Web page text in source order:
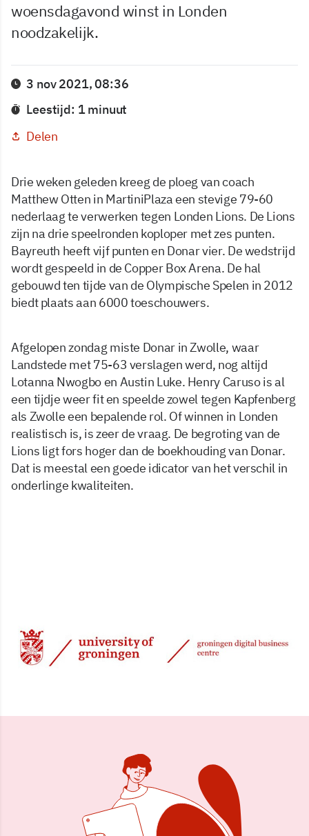
woensdagavond winst in Londen
noodzakelijk.
3 nov 2021, 08:36
Leestijd: 1 minuut
Delen
Drie weken geleden kreeg de ploeg van coach
Matthew Otten in MartiniPlaza een stevige 79-60
nederlaag te verwerken tegen Londen Lions. De Lions
zijn na drie speelronden koploper met zes punten.
Bayreuth heeft vijf punten en Donar vier. De wedstrijd
wordt gespeeld in de Copper Box Arena. De hal
gebouwd ten tijde van de Olympische Spelen in 2012
biedt plaats aan 6000 toeschouwers.
Afgelopen zondag miste Donar in Zwolle, waar
Landstede met 75-63 verslagen werd, nog altijd
Lotanna Nwogbo en Austin Luke. Henry Caruso is al
een tijdje weer fit en speelde zowel tegen Kapfenberg
als Zwolle een bepalende rol. Of winnen in Londen
realistisch is, is zeer de vraag. De begroting van de
Lions ligt fors hoger dan de boekhouding van Donar.
Dat is meestal een goede idicator van het verschil in
onderlinge kwaliteiten.
3 nov 2021, 08:36